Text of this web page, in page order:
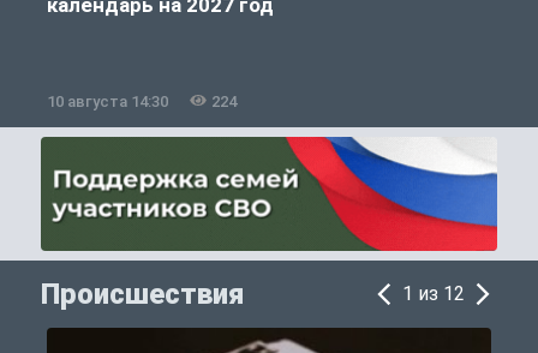
10 августа 14:30 224
Происшествия 1 из 12